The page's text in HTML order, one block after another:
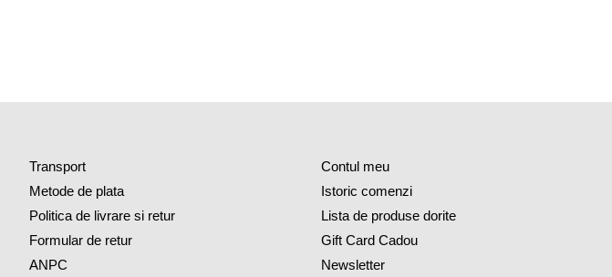
Transport
Metode de plata
Politica de livrare si retur
Formular de retur
ANPC
Contul meu
Istoric comenzi
Lista de produse dorite
Gift Card Cadou
Newsletter